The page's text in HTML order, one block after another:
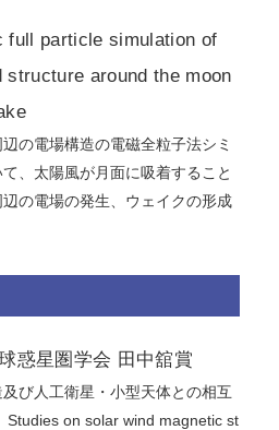
full particle simulation of
around the moon
の電場構造の電磁全粒子法シミ
、太陽風が月面に吸着すること
の電場の発生、ウェイクの形成
惑星圏学会 田中舘賞
及び人工衛星・小型天体との相互
Studies on solar wind magnetic st